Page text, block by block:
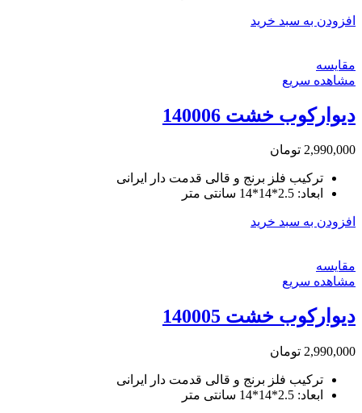
افزودن به سبد خرید
مقایسه
مشاهده سریع
دیوارکوب خشت 140006
2,990,000 تومان
ترکیب فلز برنج و قالی قدمت دار ایرانی
ابعاد: 2.5*14*14 سانتی متر
افزودن به سبد خرید
مقایسه
مشاهده سریع
دیوارکوب خشت 140005
2,990,000 تومان
ترکیب فلز برنج و قالی قدمت دار ایرانی
ابعاد: 2.5*14*14 سانتی متر